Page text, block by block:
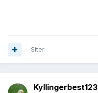
Siter
Kyllingerbest123